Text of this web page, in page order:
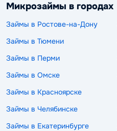
Микрозаймы в городах
Займы в Ростове-на-Дону
Займы в Тюмени
Займы в Перми
Займы в Омске
Займы в Красноярске
Займы в Челябинске
Займы в Екатеринбурге